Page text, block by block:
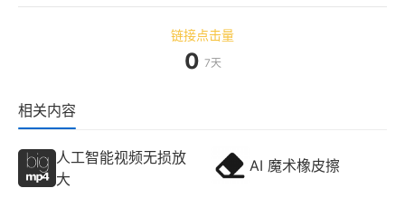
链接点击量
0 7天
相关内容
人工智能视频无损放
大
AI 魔术橡皮擦